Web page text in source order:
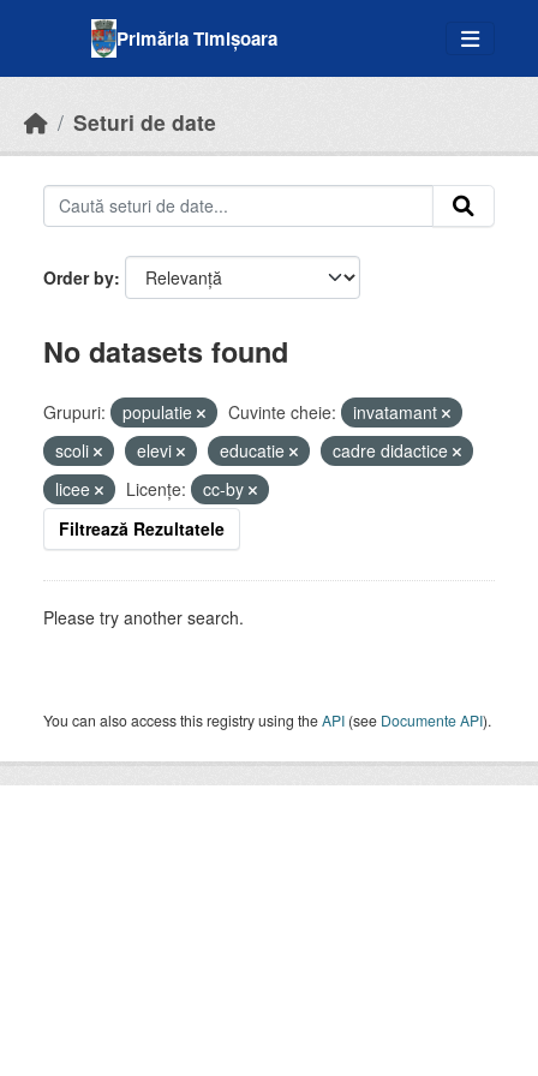
Primăria Timișoara
Seturi de date
Order by
No datasets found
Grupuri: populatie Cuvinte cheie:
invatamant
scoli
elevi educatie
cadre didactice
licee
Licenţe:
cc-by
Filtrează Rezultatele
Please try another search.
You can also access this registry using theAPI (see Documente API).